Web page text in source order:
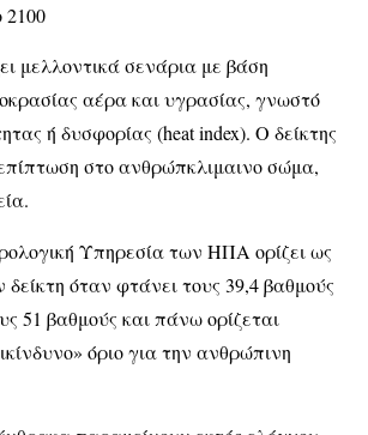
2100
μελλοντικά σενάρια με βάση
αέρα και υγρασίας, γνωστό
ή δυσφορίας (heat index). Ο δείκτης
στο ανθρώπκλιμαινο σώμα,
Υπηρεσία των ΗΠΑ ορίζει ως
δείκτη όταν φτάνει τους 39,4 βαθμούς
51 βαθμούς και πάνω ορίζεται
όριο για την ανθρώπινη